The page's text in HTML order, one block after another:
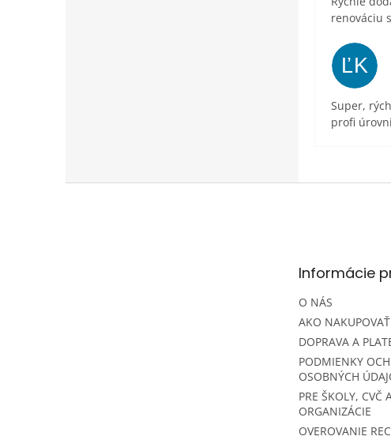
renováciu
ĽK
Super,
profi
Informácie
O NÁS
AKO NAKUPOVAŤ
DOPRAVA A
PODMIENKY
OSOBNÝCH
PRE ŠKOLY, CVČ
ORGANIZÁCIE
OVEROVANIE